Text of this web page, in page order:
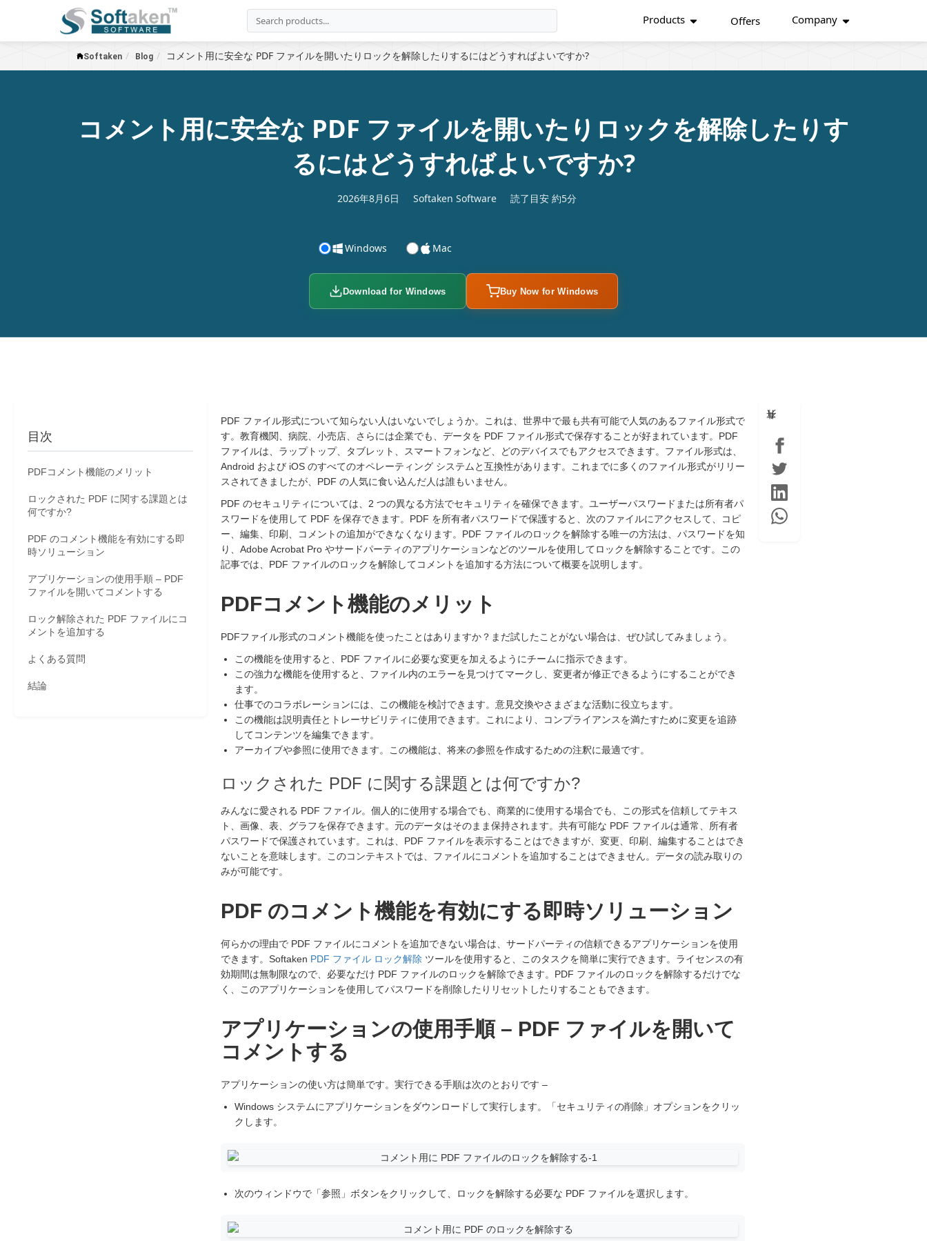
Products Offers Company
Softaken Blog コメント用に安全な PDF ファイルを開いたりロックを解除したりするにはどうすればよいですか?
コメント用に安全な PDF ファイルを開いたりロックを解除したりす
るにはどうすればよいですか?
2026年8月6日 Softaken Software 読了目安 約5分
Windows Mac
Download for Windows Buy Now for Windows
目次
PDFコメント機能のメリット
ロックされた PDF に関する課題とは
何ですか?
PDF のコメント機能を有効にする即
時ソリューション
アプリケーションの使用手順 – PDF
ファイルを開いてコメントする
ロック解除された PDF ファイルにコ
メントを追加する
よくある質問
結論
PDF ファイル形式について知らない人はいないでしょうか。これは、世界中で最も共有可能で人気のあるファイル形式で
す。教育機関、病院、小売店、さらには企業でも、データを PDF ファイル形式で保存することが好まれています。PDF
ファイルは、ラップトップ、タブレット、スマートフォンなど、どのデバイスでもアクセスできます。ファイル形式は、
Android および iOS のすべてのオペレーティング システムと互換性があります。これまでに多くのファイル形式がリリー
スされてきましたが、PDF の人気に食い込んだ人は誰もいません。
PDF のセキュリティについては、2 つの異なる方法でセキュリティを確保できます。ユーザーパスワードまたは所有者パ
スワードを使用して PDF を保存できます。PDF を所有者パスワードで保護すると、次のファイルにアクセスして、コピ
ー、編集、印刷、コメントの追加ができなくなります。PDF ファイルのロックを解除する唯一の方法は、パスワードを知
り、Adobe Acrobat Pro やサードパーティのアプリケーションなどのツールを使用してロックを解除することです。この
記事では、PDF ファイルのロックを解除してコメントを追加する方法について概要を説明します。
PDFコメント機能のメリット
PDFファイル形式のコメント機能を使ったことはありますか？まだ試したことがない場合は、ぜひ試してみましょう。
この機能を使用すると、PDF ファイルに必要な変更を加えるようにチームに指示できます。
この強力な機能を使用すると、ファイル内のエラーを見つけてマークし、変更者が修正できるようにすることができ
ます。
仕事でのコラボレーションには、この機能を検討できます。意見交換やさまざまな活動に役立ちます。
この機能は説明責任とトレーサビリティに使用できます。これにより、コンプライアンスを満たすために変更を追跡
してコンテンツを編集できます。
アーカイブや参照に使用できます。この機能は、将来の参照を作成するための注釈に最適です。
ロックされた PDF に関する課題とは何ですか?
みんなに愛される PDF ファイル。個人的に使用する場合でも、商業的に使用する場合でも、この形式を信頼してテキス
ト、画像、表、グラフを保存できます。元のデータはそのまま保持されます。共有可能な PDF ファイルは通常、所有者
パスワードで保護されています。これは、PDF ファイルを表示することはできますが、変更、印刷、編集することはでき
ないことを意味します。このコンテキストでは、ファイルにコメントを追加することはできません。データの読み取りの
みが可能です。
PDF のコメント機能を有効にする即時ソリューション
何らかの理由で PDF ファイルにコメントを追加できない場合は、サードパーティの信頼できるアプリケーションを使用
できます。Softaken PDF ファイル ロック解除 ツールを使用すると、このタスクを簡単に実行できます。ライセンスの有
効期間は無制限なので、必要なだけ PDF ファイルのロックを解除できます。PDF ファイルのロックを解除するだけでな
く、このアプリケーションを使用してパスワードを削除したりリセットしたりすることもできます。
アプリケーションの使用手順 – PDF ファイルを開いて
コメントする
アプリケーションの使い方は簡単です。実行できる手順は次のとおりです –
Windows システムにアプリケーションをダウンロードして実行します。「セキュリティの削除」オプションをクリッ
クします。
次のウィンドウで「参照」ボタンをクリックして、ロックを解除する必要な PDF ファイルを選択します。